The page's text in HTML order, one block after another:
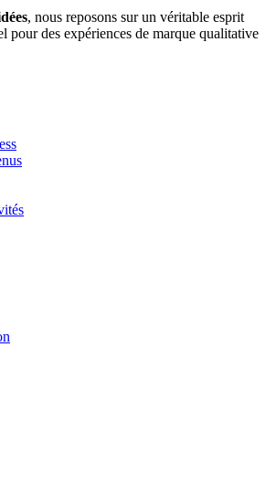
, nous reposons sur un véritable esprit
pour des expériences de marque qualitative